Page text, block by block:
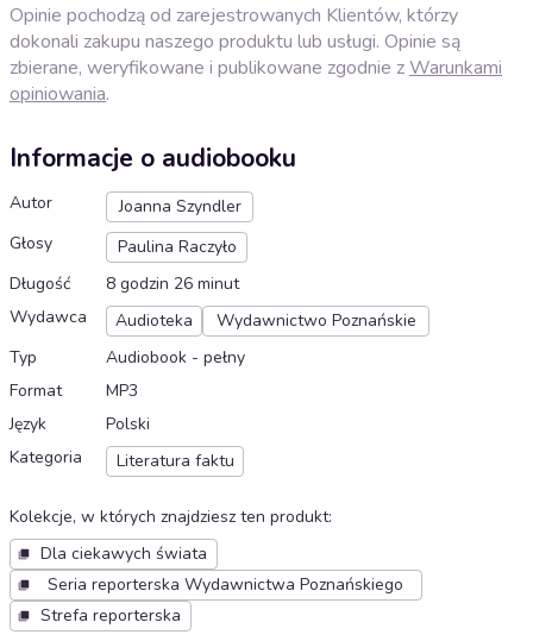
Opinie pochodzą od zarejestrowanych Klientów, którzy
dokonali zakupu naszego produktu lub usługi. Opinie są
zbierane, weryfikowane i publikowane zgodnie zWarunkami
opiniowania.
Informacje o audiobooku
Autor
Joanna Szyndler
Głosy
Paulina Raczyło
Długość
8 godzin 26 minut
Wydawca
Audioteka
Wydawnictwo Poznańskie
Typ
Audiobook - pełny
Format
MP3
Język
Polski
Kategoria
Literatura faktu
Kolekcje, w których znajdziesz ten produkt:
Dla ciekawych świata
Seria reporterska Wydawnictwa Poznańskiego
Strefa reporterska